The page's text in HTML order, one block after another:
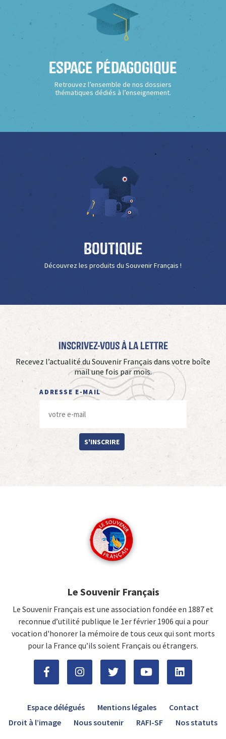
Espace Pédagogique
Retrouvez l’ensemble de nos dossiers
thématiques dédiés à l’enseignement.
Boutique
Découvrez les produits du Souvenir Français !
Inscrivez-vous à La Lettre
Recevez l’actualité du Souvenir Français dans votre boîte
mail une fois par mois.
ADRESSE E-MAIL
S'INSCRIRE
Le Souvenir Français
Le Souvenir Français est une association fondée en 1887 et
reconnue d’utilité publique le 1er février 1906 qui a pour
vocation d'honorer la mémoire de tous ceux qui sont morts
pour la France qu’ils soient Français ou étrangers.
Espace délégués Mentions légales
Contact
Droit à l’image
Nous soutenir RAFI-SF Nos statuts